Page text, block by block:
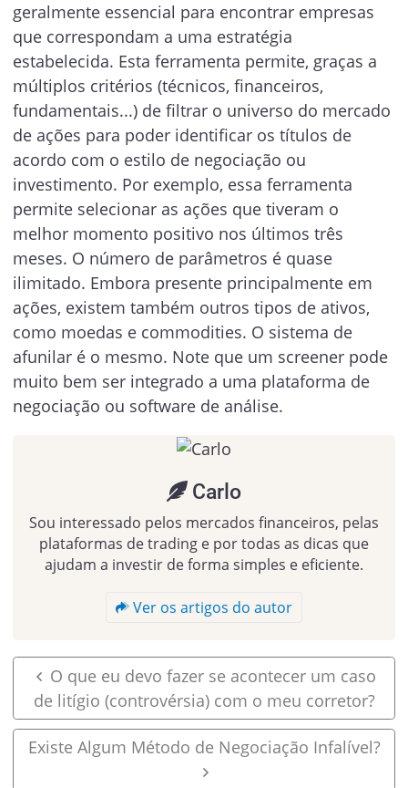
geralmente essencial para encontrar empresas
que correspondam a uma estratégia
estabelecida. Esta ferramenta permite, graças a
múltiplos critérios (técnicos, financeiros,
fundamentais...) de filtrar o universo do mercado
de ações para poder identificar os títulos de
acordo com o estilo de negociação ou
investimento. Por exemplo, essa ferramenta
permite selecionar as ações que tiveram o
melhor momento positivo nos últimos três
meses. O número de parâmetros é quase
ilimitado. Embora presente principalmente em
ações, existem também outros tipos de ativos,
como moedas e commodities. O sistema de
afunilar é o mesmo. Note que um screener pode
muito bem ser integrado a uma plataforma de
negociação ou software de análise.
Carlo
Sou interessado pelos mercados financeiros, pelas
plataformas de trading e por todas as dicas que
ajudam a investir de forma simples e eficiente.
Ver os artigos do autor
O que eu devo fazer se acontecer um caso
de litígio (controvérsia) com o meu corretor?
Existe Algum Método de Negociação Infalível?